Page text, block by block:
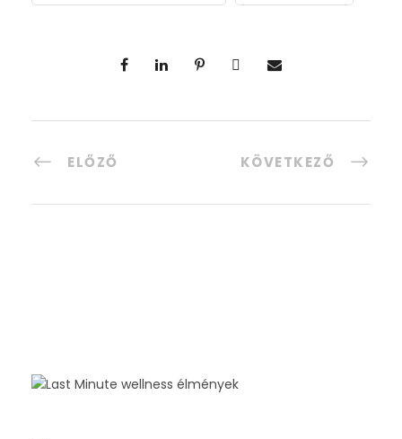
ELŐZŐ KÖVETKEZŐ